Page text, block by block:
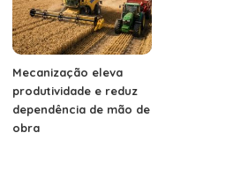
Mecanização eleva
produtividade e reduz
dependência de mão de
obra